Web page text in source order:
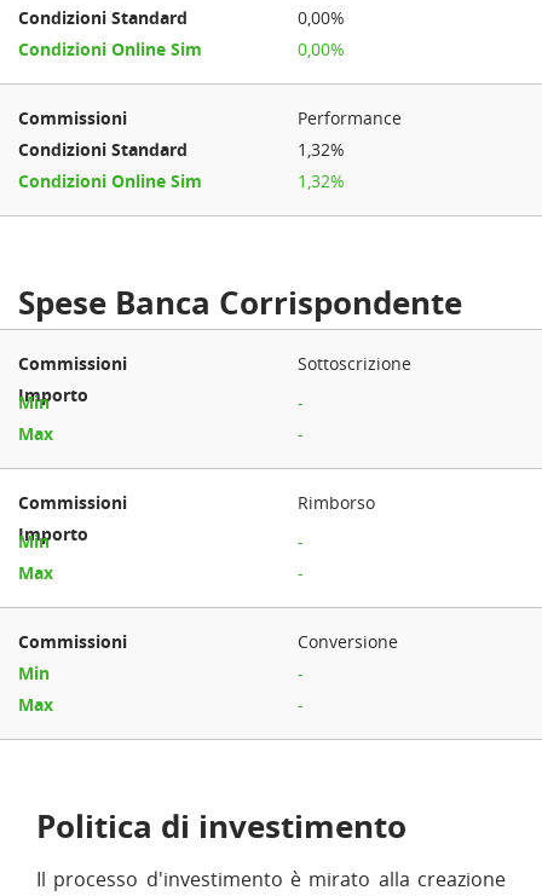
0,00%
0,00%
Performance
1,32%
1,32%
Spese Banca Corrispondente
Sottoscrizione
-
-
Rimborso
-
-
Conversione
-
-
Politica di investimento
Il processo d'investimento è mirato alla creazione